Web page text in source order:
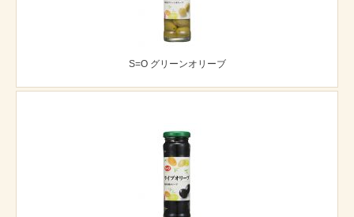
S=O グリーンオリーブ